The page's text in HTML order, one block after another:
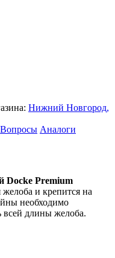
Нижний Новгород,
Вопросы Аналоги
Docke Premium
и крепится на
необходимо
всей длины желоба.